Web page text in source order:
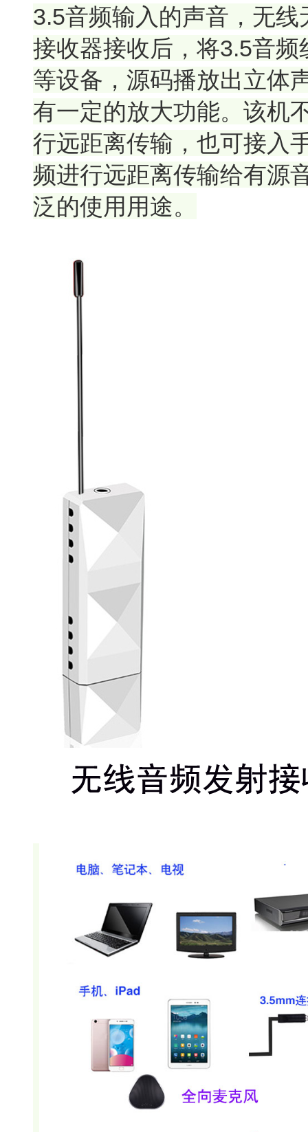
3.5音频输入的声音，无
接收器接收后，将3.5音
等设备，源码播放出立体
有一定的放大功能。该机
行远距离传输，也可接入
频进行远距离传输给有源
泛的使用用途。